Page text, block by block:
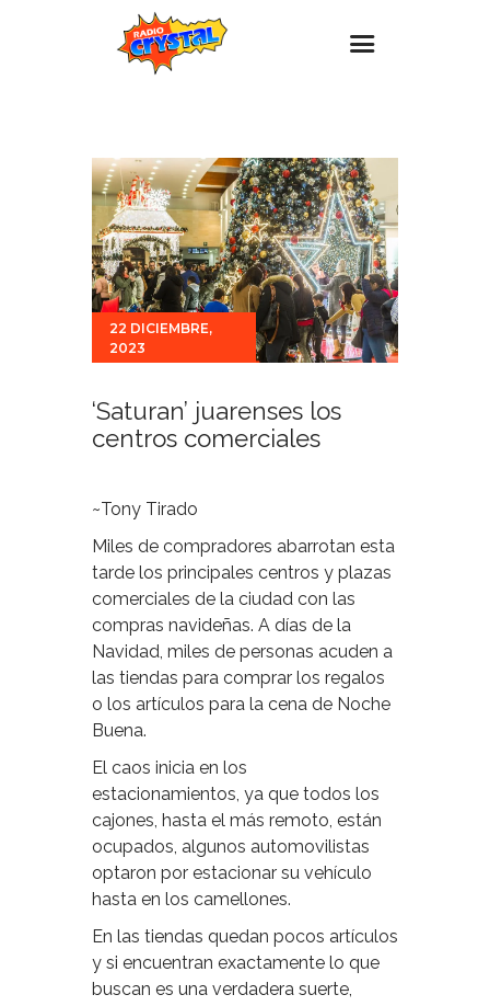
Estaciones
Eventos
Promociones
Noticias
Para ti
Contacto
22 DICIEMBRE,
2023
‘Saturan’ juarenses los
centros comerciales
~Tony Tirado
Miles de compradores abarrotan esta
tarde los principales centros y plazas
comerciales de la ciudad con las
compras navideñas. A días de la
Navidad, miles de personas acuden a
las tiendas para comprar los regalos
o los artículos para la cena de Noche
Buena.
El caos inicia en los
estacionamientos, ya que todos los
cajones, hasta el más remoto, están
ocupados, algunos automovilistas
optaron por estacionar su vehículo
hasta en los camellones.
En las tiendas quedan pocos artículos
y si encuentran exactamente lo que
buscan es una verdadera suerte,